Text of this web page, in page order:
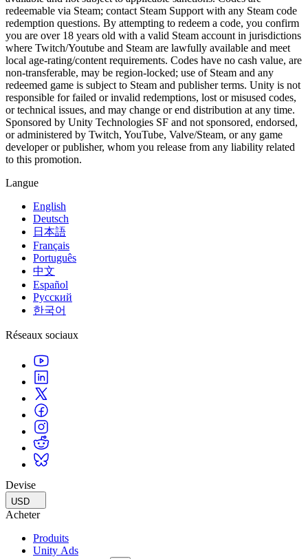
LiveOps
Informations post-lancement et opérations de jeu en direct
Développez
Acquisition de nouveaux joueurs
Faites-vous découvrir et acquérez des utilisateurs mobiles
Achats intégrés
Gérer IAP entre les magasins et D2C
Monétisation
Connectez les joueurs avec les bons jeux
Faites de la publicité avec Unity
Cas d’utilisation
Jeux mobiles
Créez et développez des succès mobiles avec Unity
Jeux indépendants
Lancez de grands jeux avec de petites équipes
Jeux XR
Jeux multijoueur
Simplifiez le développement de jeux multijoueurs
Distribution
Transformer les expériences en magasin en expériences en ligne
Automobile
Stimulez l'innovation et les expériences en voiture
Voir toutes les industries
Informations
Études de cas
Histoires de succès dans le monde réel
Guides des meilleures pratiques
Conseils et astuces d'experts
Démos
Démos, échantillons et éléments de base
Toutes les ressources
Nouveautés
Blog
Mises à jour, informations et conseils techniques
Actualités
Actualités, histoires et centre de presse
Rejoignez les développeurs, créateurs et initiés
Unity Awards
Célébration des créateurs Unity dans le monde entier
Guides pratiques
Conseils pratiques et meilleures pratiques
Formation
Pour les étudiants
Démarrez votre carrière
Pour les enseignants
Boostez votre enseignement
Licence d'enseignement subventionnée
Apportez la puissance de Unity à votre institution
Certifications
Prouvez votre maîtrise de Unity
redeemable via Steam; contact Steam Support with any Steam code
redemption questions. By attempting to redeem a code, you confirm
you are over 18 years old with a valid Steam account in jurisdictions
where Twitch/Youtube and Steam are lawfully available and meet
local age‑rating/content requirements. Codes have no cash value, are
non‑transferable, may be region‑locked; use of Steam and any
redeemed game is subject to Steam and publisher terms. Unity is not
responsible for failed or invalid redemptions, lost or misused codes,
or technical issues, and may change or end distribution at any time.
Sponsored by Unity Technologies SF and not sponsored, endorsed,
or administered by Twitch, YouTube, Valve/Steam, or any game
developer or publisher, whom you release from any liability related
to this promotion.
Langue
English
Deutsch
日本語
Français
Português
中文
Español
Русский
한국어
Réseaux sociaux
Devise
USD
Acheter
Produits
Unity Ads